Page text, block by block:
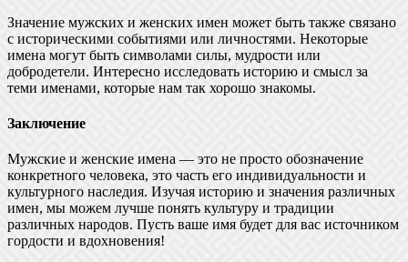
Значение мужских и женских имен может быть также связано
с историческими событиями или личностями. Некоторые
имена могут быть символами силы, мудрости или
добродетели. Интересно исследовать историю и смысл за
теми именами, которые нам так хорошо знакомы.
Заключение
Мужские и женские имена — это не просто обозначение
конкретного человека, это часть его индивидуальности и
культурного наследия. Изучая историю и значения различных
имен, мы можем лучше понять культуру и традиции
различных народов. Пусть ваше имя будет для вас источником
гордости и вдохновения!